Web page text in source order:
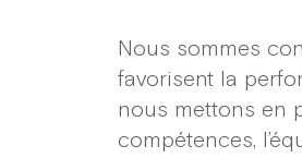
Nous sommes
favorisent la
nous mettons en
compétences,